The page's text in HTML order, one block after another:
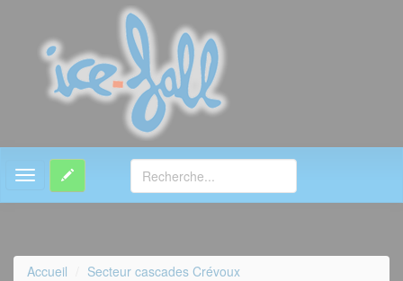
MENU
Accueil Secteur cascades Crévoux